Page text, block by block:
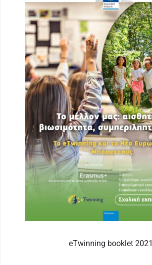
eTwinning booklet 2021